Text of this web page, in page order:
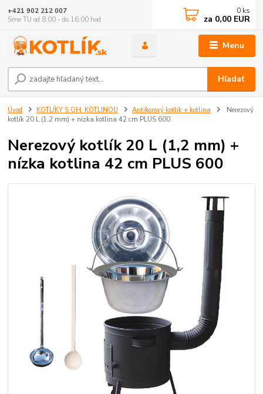
Menu
Hľadať
+421 902 212 007
Sme TU od 8:00 - do 16:00 hod
0 ks
za 0,00 EUR
Úvod KOTLÍKY S OH. KOTLINOU Antikorový kotlík + kotlina
Nerezový
kotlík 20 L (1,2 mm) + nízka kotlina 42 cm PLUS 600
Nerezový kotlík 20 L (1,2 mm) +
nízka kotlina 42 cm PLUS 600